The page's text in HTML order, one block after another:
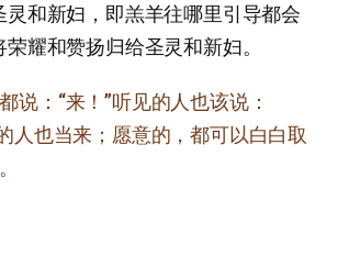
灵和新妇，即羔羊往哪里引导都会
耀和赞扬归给圣灵和新妇。
说：“来！”听见的人也该说：
人也当来；愿意的，都可以白白取